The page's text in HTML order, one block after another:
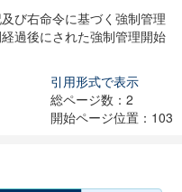
び右命令に基づく強制管理
過後にされた強制管理開始
引用形式で表示
総ページ数：2
開始ページ位置：103